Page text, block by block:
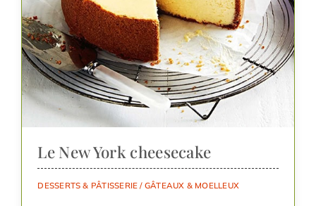
Le New York cheesecake
DESSERTS & PÂTISSERIE / GÂTEAUX & MOELLEUX